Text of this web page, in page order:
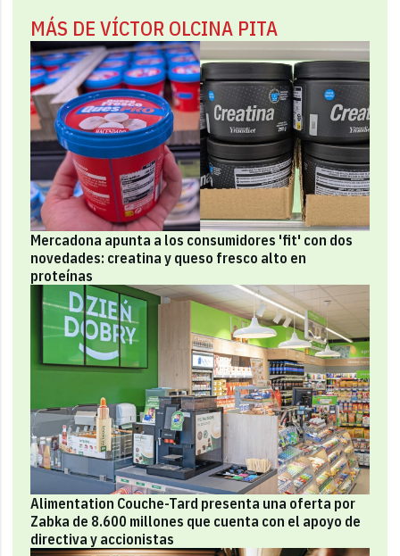
MÁS DE VÍCTOR OLCINA PITA
Mercadona apunta a los consumidores 'fit' con dos
novedades: creatina y queso fresco alto en
proteínas
Alimentation Couche-Tard presenta una oferta por
Zabka de 8.600 millones que cuenta con el apoyo de
directiva y accionistas